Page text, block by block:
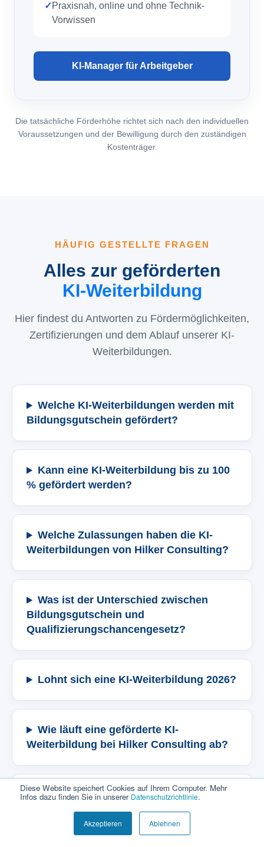
Diese Website speichert Cookies auf Ihrem Computer. Mehr
Infos dazu finden Sie in unserer Datenschutzrichtlinie.
Akzeptieren Ablehnen
✓Praxisnah, online und ohne Technik-
Vorwissen
KI-Manager für Arbeitgeber
Die tatsächliche Förderhöhe richtet sich nach den individuellen
Voraussetzungen und der Bewilligung durch den zuständigen
Kostenträger.
HÄUFIG GESTELLTE FRAGEN
Alles zur geförderten
KI-Weiterbildung
Hier findest du Antworten zu Fördermöglichkeiten,
Zertifizierungen und dem Ablauf unserer KI-
Weiterbildungen.
Welche KI-Weiterbildungen werden mit
Bildungsgutschein gefördert?
Kann eine KI-Weiterbildung bis zu 100
% gefördert werden?
Welche Zulassungen haben die KI-
Weiterbildungen von Hilker Consulting?
Was ist der Unterschied zwischen
Bildungsgutschein und
Qualifizierungschancengesetz?
Lohnt sich eine KI-Weiterbildung 2026?
Wie läuft eine geförderte KI-
Weiterbildung bei Hilker Consulting ab?
Bietet Hilker Consulting auch KI-
Schulungen für Unternehmen an?